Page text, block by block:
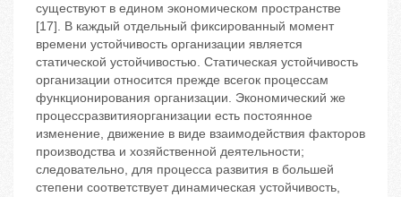
существуют в едином экономическом пространстве
[17]. В каждый отдельный фиксированный момент
времени устойчивость организации является
статической устойчивостью. Статическая устойчивость
организации относится прежде всегок процессам
функционирования организации. Экономический же
процессразвитияорганизации есть постоянное
изменение, движение в виде взаимодействия факторов
производства и хозяйственной деятельности;
следовательно, для процесса развития в большей
степени соответствует динамическая устойчивость,